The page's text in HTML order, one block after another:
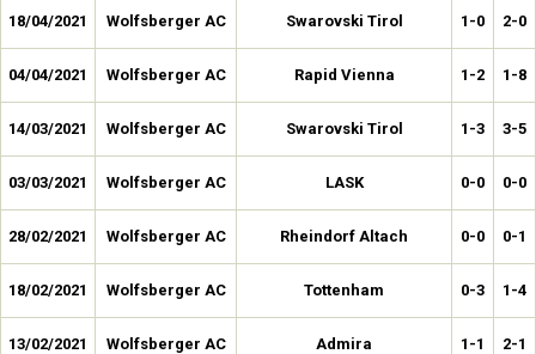
18/04/2021 Wolfsberger AC Swarovski Tirol 1-0 2-0
04/04/2021 Wolfsberger AC Rapid Vienna 1-2 1-8
14/03/2021 Wolfsberger AC Swarovski Tirol 1-3 3-5
03/03/2021 Wolfsberger AC LASK 0-0 0-0
28/02/2021 Wolfsberger AC Rheindorf Altach 0-0 0-1
18/02/2021 Wolfsberger AC Tottenham 0-3 1-4
13/02/2021 Wolfsberger AC Admira 1-1 2-1